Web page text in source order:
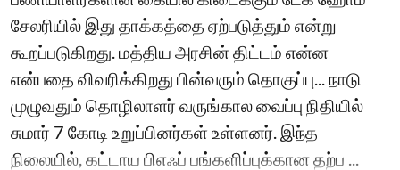
சேலரியில் இது தாக்கத்தை ஏற்படுத்தும் என்று
கூறப்படுகிறது. மத்திய அரசின் திட்டம் என்ன
என்பதை விவரிக்கிறது பின்வரும் தொகுப்பு... நாடு
முழுவதும் தொழிலாளர் வருங்கால வைப்பு நிதியில்
சுமார் 7 கோடி உறுப்பினர்கள் உள்ளனர். இந்த
நிலையில், கட்டாய பிஎஃப் பங்களிப்புக்கான தற்ப ...